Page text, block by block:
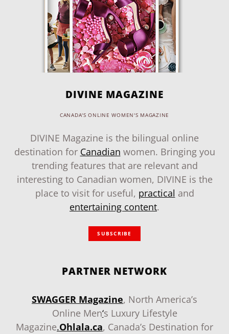
DIVINE MAGAZINE
CANADA'S ONLINE WOMEN'S MAGAZINE
DIVINE Magazine is the bilingual online
destination for Canadian women. Bringing you
trending features that are relevant and
interesting to Canadian women, DIVINE is the
place to visit for useful, practical and
entertaining content.
SUBSCRIBE
PARTNER NETWORK
SWAGGER Magazine, North America’s
Online Men‘s Luxury Lifestyle
Magazine.Ohlala.ca, Canada’s Destination for